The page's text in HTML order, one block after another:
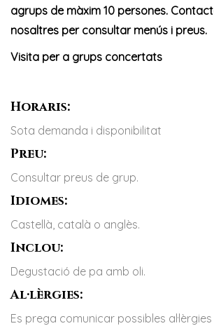
agrups de màxim 10 persones.
nosaltres per consultar menús i preus.
Visita per a grups concertats
Horaris:
Sota demanda i disponibilitat
Preu:
Consultar preus de grup.
Idiomes:
Castellà, català o anglès.
Inclou:
Degustació de pa amb oli.
Al·lèrgies:
Es prega comunicar possibles